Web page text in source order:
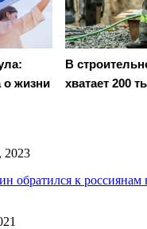
о жизни
В
хватает 200
обратился к россиянам